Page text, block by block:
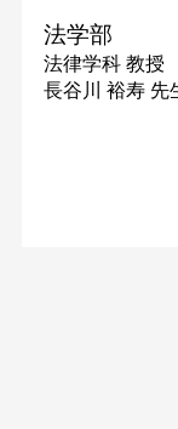
法学部
法律学科 教授
長谷川 裕寿 先